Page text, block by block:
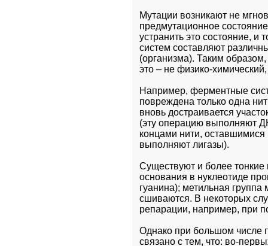
Мутации возникают не
предмутационное
устранить это состояние, и
систем составляют
(организма). Таким образом,
это – не физико-
Например, ферментные
повреждена только одна
вновь достраивается
(эту операцию выполняют
концами нити,
выполняют лигазы).
Существуют и более
основания в нуклеотиде
гуанина); метильная
сшиваются. В некоторых
репарации, например, при
Однако при большом числе
связано с тем, что: во-